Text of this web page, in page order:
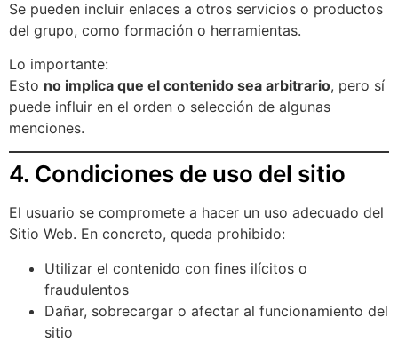
Se pueden incluir enlaces a otros servicios o productos
del grupo, como formación o herramientas.
Lo importante:
Esto no implica que el contenido sea arbitrario, pero sí
puede influir en el orden o selección de algunas
menciones.
4. Condiciones de uso del sitio
El usuario se compromete a hacer un uso adecuado del
Sitio Web. En concreto, queda prohibido:
Utilizar el contenido con fines ilícitos o
fraudulentos
Dañar, sobrecargar o afectar al funcionamiento del
sitio